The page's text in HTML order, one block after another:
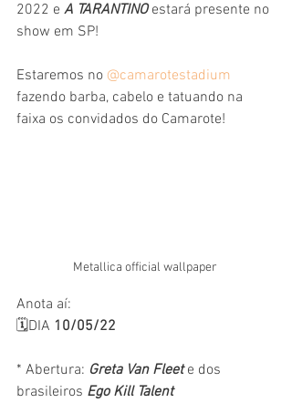
2022 e A TARANTINO estará presente no
show em SP!
Estaremos no @camarotestadium
fazendo barba, cabelo e tatuando na
faixa os convidados do Camarote!
Metallica official wallpaper
Anota aí:
🗓DIA 10/05/22
*️ Abertura: Greta Van Fleet e dos
brasileiros Ego Kill Talent